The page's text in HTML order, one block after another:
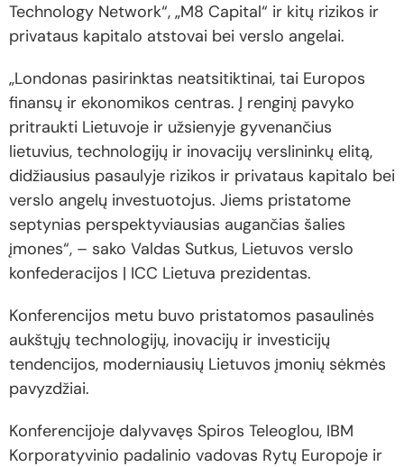
Technology Network“, „M8 Capital“ ir kitų rizikos ir
privataus kapitalo atstovai bei verslo angelai.
„Londonas pasirinktas neatsitiktinai, tai Europos
finansų ir ekonomikos centras. Į renginį pavyko
pritraukti Lietuvoje ir užsienyje gyvenančius
lietuvius, technologijų ir inovacijų verslininkų elitą,
didžiausius pasaulyje rizikos ir privataus kapitalo bei
verslo angelų investuotojus. Jiems pristatome
septynias perspektyviausias augančias šalies
įmones“, – sako Valdas Sutkus, Lietuvos verslo
konfederacijos | ICC Lietuva prezidentas.
Konferencijos metu buvo pristatomos pasaulinės
aukštųjų technologijų, inovacijų ir investicijų
tendencijos, moderniausių Lietuvos įmonių sėkmės
pavyzdžiai.
Konferencijoje dalyvavęs Spiros Teleoglou, IBM
Korporatyvinio padalinio vadovas Rytų Europoje ir